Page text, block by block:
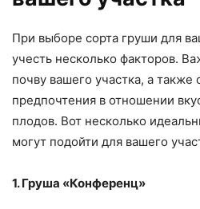
При выборе сорта груши для
учесть несколько факторов.
почву вашего участка, а также
предпочтения в отношении
плодов. Вот несколько
могут подойти для вашего
1. Груша «Конференц»